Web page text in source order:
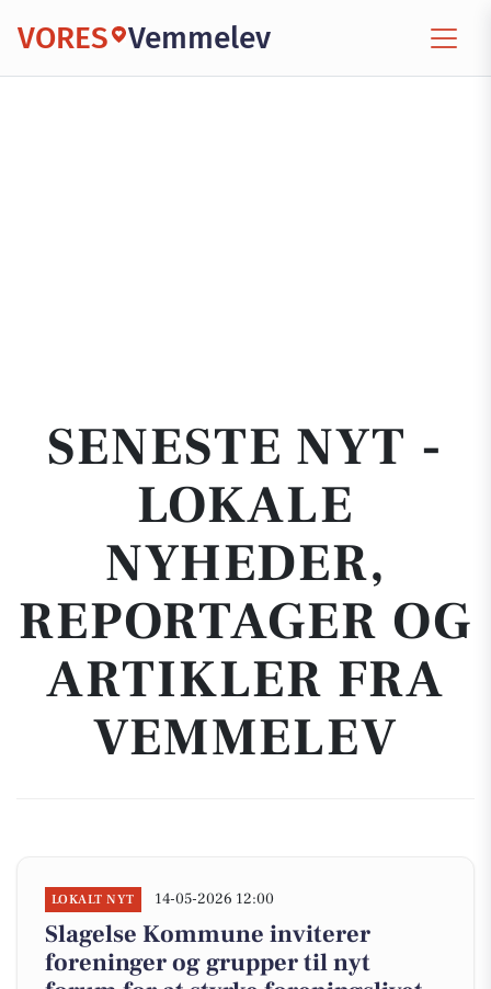
VORES Vemmelev
SENESTE NYT -
LOKALE
NYHEDER,
REPORTAGER OG
ARTIKLER FRA
VEMMELEV
LOKALT NYT 14-05-2026 12:00
Slagelse Kommune inviterer
foreninger og grupper til nyt